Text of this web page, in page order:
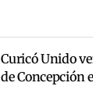
Curicó Unido
de Concepción